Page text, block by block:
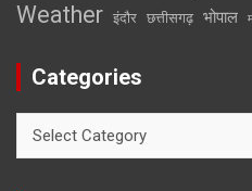
Weather इंदौर छत्तीसगढ़ भोपाल
Categories